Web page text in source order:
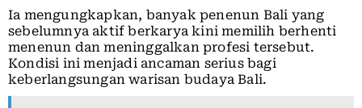
Ia mengungkapkan, banyak penenun Bali yang
sebelumnya aktif berkarya kini memilih berhenti
menenun dan meninggalkan profesi tersebut.
Kondisi ini menjadi ancaman serius bagi
keberlangsungan warisan budaya Bali.